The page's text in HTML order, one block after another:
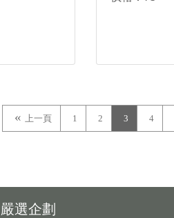
上一頁 1 2 3 4
嚴選企劃